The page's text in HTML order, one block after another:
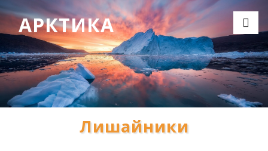
АРКТИКА
Лишайники